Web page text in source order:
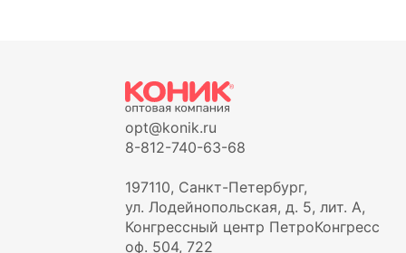
opt@konik.ru
8-812-740-63-68
197110, Санкт-Петербург,
ул. Лодейнопольская, д. 5, лит. А,
Конгрессный центр ПетроКонгресс
оф. 504, 722